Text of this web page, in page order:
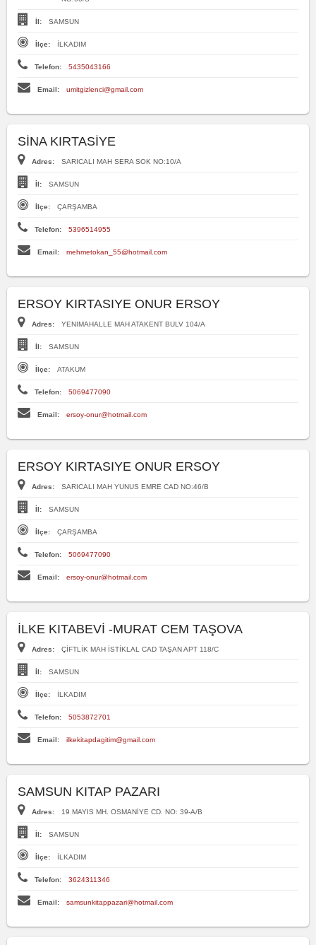
İl: SAMSUN
İlçe: İLKADIM
Telefon: 5435043166
Email: umitgizlenci@gmail.com
SİNA KIRTASİYE
Adres: SARICALI MAH SERA SOK NO:10/A
İl: SAMSUN
İlçe: ÇARŞAMBA
Telefon: 5396514955
Email: mehmetokan_55@hotmail.com
ERSOY KIRTASIYE ONUR ERSOY
Adres: YENIMAHALLE MAH ATAKENT BULV 104/A
İl: SAMSUN
İlçe: ATAKUM
Telefon: 5069477090
Email: ersoy-onur@hotmail.com
ERSOY KIRTASIYE ONUR ERSOY
Adres: SARICALI MAH YUNUS EMRE CAD NO:46/B
İl: SAMSUN
İlçe: ÇARŞAMBA
Telefon: 5069477090
Email: ersoy-onur@hotmail.com
İLKE KITABEVİ -MURAT CEM TAŞOVA
Adres: ÇİFTLİK MAH İSTİKLAL CAD TAŞAN APT 118/C
İl: SAMSUN
İlçe: İLKADIM
Telefon: 5053872701
Email: ilkekitapdagitim@gmail.com
SAMSUN KITAP PAZARI
Adres: 19 MAYIS MH. OSMANİYE CD. NO: 39-A/B
İl: SAMSUN
İlçe: İLKADIM
Telefon: 3624311346
Email: samsunkitappazari@hotmail.com